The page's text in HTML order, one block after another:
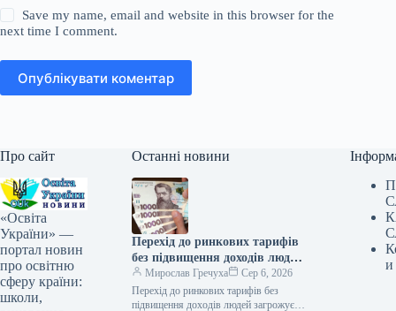
Save my name, email and website in this browser for the
next time I comment.
Опублікувати коментар
Про сайт
«Освіта
України» —
портал новин
про освітню
сферу країни:
школи,
Останні новини
Перехід до ринкових тарифів
без підвищення доходів людей
загрожує «комунальним
апокаліпсисом» – депутат
Мирослав Гречуха
Сер 6, 2026
Перехід до ринкових тарифів без
підвищення доходів людей загрожує
и